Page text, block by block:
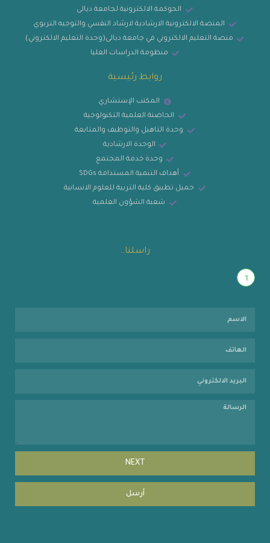
الحوكمة الالكترونية لجامعة ديالى
المنصة الالكترونية الارشادية لارشاد النفسي والتوجيه التربوي
منصة التعليم الالكتروني في جامعة ديالى(وحدة التعليم الالكتروني)
منظومة الدراسات العليا
روابط رئيسية
المكتب الإستشاري
الحاضنة العلمية التكنولوجية
وحدة التاهيل والتوظيف والمتابعة
الوحدة الارشادية
وحدة خدمة المجتمع
أهداف التنمية المستدامة SDGs
حميل تطبيق كلية التربية للعلوم الانسانية
شعبة الشؤون العلمية
راسلنا..
1
NEXT
أرسل